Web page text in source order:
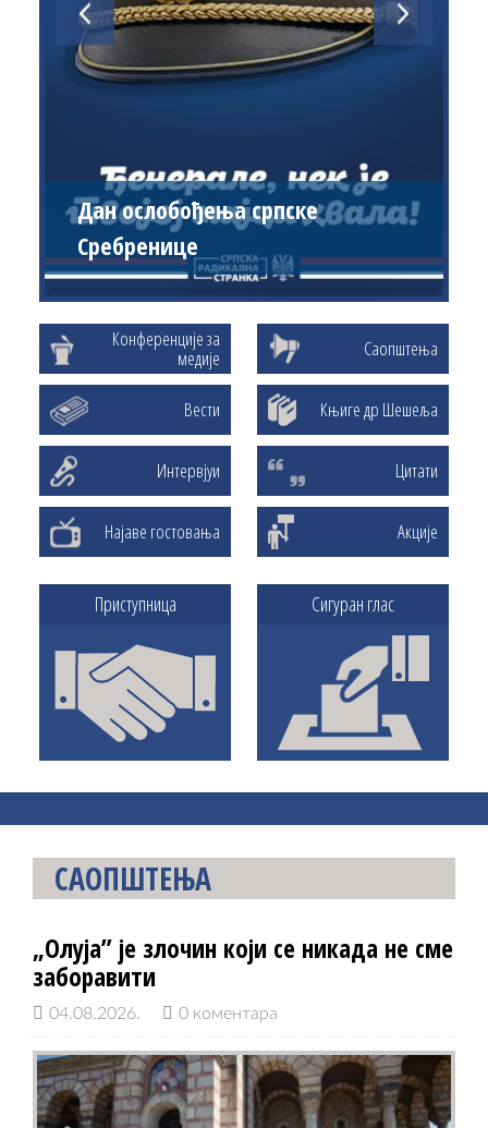
Дан ослобођења српске
Сребренице
Конференције за
медије Саопштења
Вести Књиге др Шешеља
Интервјуи Цитати
Најаве гостовања Акције
Приступница Сигуран глас
САОПШТЕЊА
„Олуја” је злочин који се никада не сме
заборавити
04.08.2026. 0 коментара